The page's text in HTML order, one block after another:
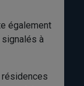
également
à